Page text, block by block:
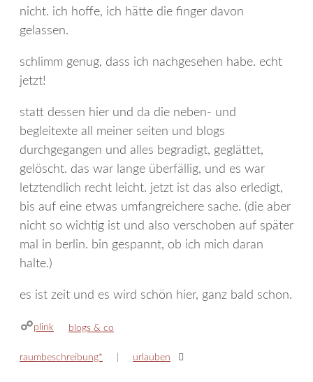
nicht. ich hoffe, ich hätte die finger davon
gelassen.
schlimm genug, dass ich nachgesehen habe. echt
jetzt!
statt dessen hier und da die neben- und
begleitexte all meiner seiten und blogs
durchgegangen und alles begradigt, geglättet,
gelöscht. das war lange überfällig, und es war
letztendlich recht leicht. jetzt ist das also erledigt,
bis auf eine etwas umfangreichere sache. (die aber
nicht so wichtig ist und also verschoben auf später
mal in berlin. bin gespannt, ob ich mich daran
halte.)
es ist zeit und es wird schön hier, ganz bald schon.
plink kategorien
blogs & co
raumbeschreibung* urlauben